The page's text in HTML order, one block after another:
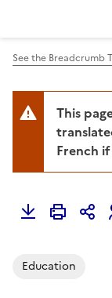
See the Breadcrumb
This page has been automatically
French
Education